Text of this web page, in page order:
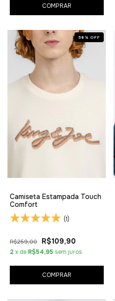
COMPRAR
58 % OFF
Camiseta Estampada Touch
Comfort
(1)
R$259,00 R$109,90
2 x de R$54,95 sem juros
COMPRAR